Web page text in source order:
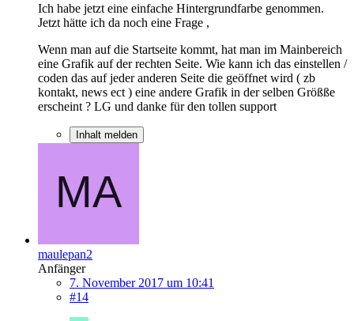
Ich habe jetzt eine einfache Hintergrundfarbe genommen.
Jetzt hätte ich da noch eine Frage ,
Wenn man auf die Startseite kommt, hat man im Mainbereich
eine Grafik auf der rechten Seite. Wie kann ich das einstellen /
coden das auf jeder anderen Seite die geöffnet wird ( zb
kontakt, news ect ) eine andere Grafik in der selben Größße
erscheint ? LG und danke für den tollen support
Inhalt melden
maulepan2
Anfänger
7. November 2017 um 10:41
#14